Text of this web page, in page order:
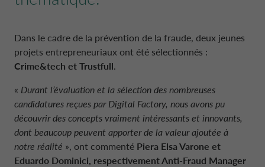
Dans le cadre de la prévention de la fraude, deux jeunes
projets entrepreneuriaux ont été sélectionnés :
Crime&tech et Trustfull.
« Durant l’évaluation et la sélection des nombreuses
candidatures reçues par Digital Factory, nous avons pu
découvrir des concepts vraiment intéressants et innovants,
dont beaucoup peuvent apporter de la valeur ajoutée à
notre réalité », ont commenté Piera Elsa Varone et
Eduardo Dominici, respectivement Anti-Fraud Manager